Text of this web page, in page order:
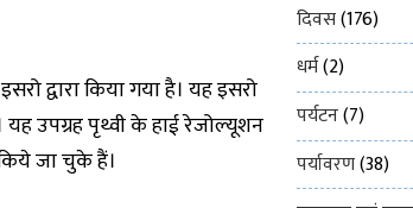
द्वारा किया गया है। यह इसरो
उपग्रह पृथ्वी के हाई रेजोल्यूशन
जा चुके हैं।
दिवस(176)
धर्म(2)
पर्यटन(7)
पर्यावरण(38)